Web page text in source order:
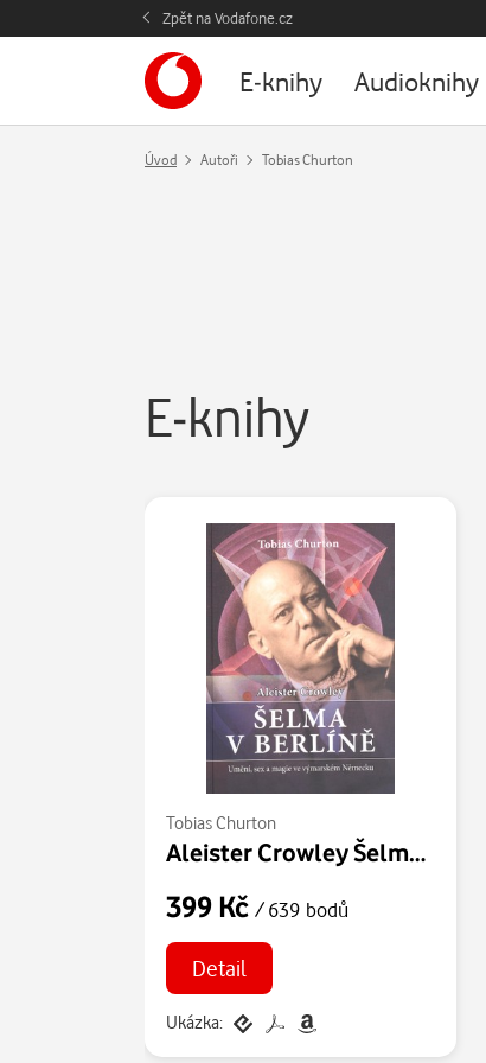
Zpět na Vodafone.cz
E-knihy Audioknihy
Úvod Autoři Tobias Churton
E-knihy
Tobias Churton
Aleister Crowley Šelma v Berlíně
399 Kč / 639 bodů
Detail
Ukázka: